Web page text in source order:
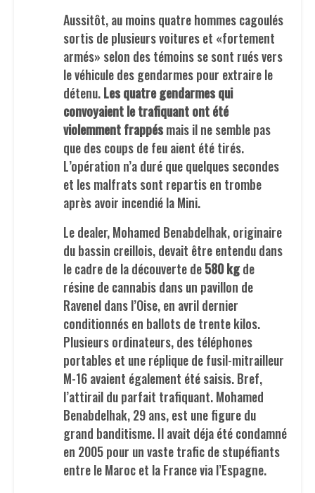
Aussitôt, au moins quatre hommes cagoulés
sortis de plusieurs voitures et «fortement
armés» selon des témoins se sont rués vers
le véhicule des gendarmes pour extraire le
détenu.Les quatre gendarmes qui
convoyaient le trafiquant ont été
violemment frappésmais il ne semble pas
que des coups de feu aient été tirés.
L’opération n’a duré que quelques secondes
et les malfrats sont repartis en trombe
après avoir incendié la Mini.
Le dealer, Mohamed Benabdelhak, originaire
du bassin creillois, devait être entendu dans
le cadre de la découverte de580 kgde
résine de cannabis dans un pavillon de
Ravenel dans l’Oise, en avril dernier
conditionnés en ballots de trente kilos.
Plusieurs ordinateurs, des téléphones
portables et une réplique de fusil-mitrailleur
M-16 avaient également été saisis. Bref,
l’attirail du parfait trafiquant. Mohamed
Benabdelhak, 29 ans, est une figure du
grand banditisme. Il avait déja été condamné
en 2005 pour un vaste trafic de stupéfiants
entre le Maroc et la France via l’Espagne.